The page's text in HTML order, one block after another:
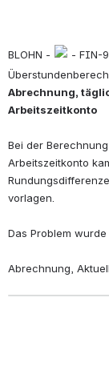
BLOHN -
- FIN-
Abrechnung,
Arbeitszeitkonto
Bei der
Arbeitszeitkonto
vorlagen.
Das Problem wurde
Abrechnung,